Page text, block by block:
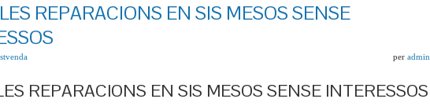
REPARACIONS EN SIS MESOS SENSE
per admin
REPARACIONS EN SIS MESOS SENSE INTERESSOS